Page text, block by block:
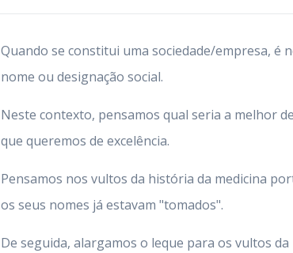
Quando se constitui uma sociedade/empresa, é
nome ou designação social.
Neste contexto, pensamos qual seria a melhor
que queremos de excelência.
Pensamos nos vultos da história da medicina
os seus nomes já estavam "tomados".
De seguida, alargamos o leque para os vultos